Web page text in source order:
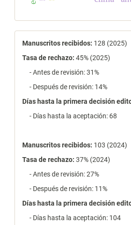
estadísticas
Manuscritos recibidos: 128 (2025)
Tasa de rechazo: 45% (2025)
- Antes de revisión: 31%
- Después de revisión: 14%
Días hasta la primera decisión
- Días hasta la aceptación: 68
Manuscritos recibidos: 103 (2024)
Tasa de rechazo: 37% (2024)
- Antes de revisión: 27%
- Después de revisión: 11%
Días hasta la primera decisión
- Días hasta la aceptación: 104